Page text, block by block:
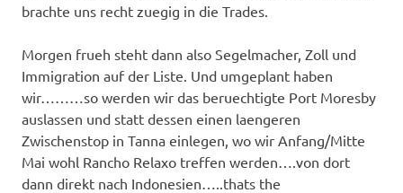
brachte uns recht zuegig in die Trades.
Morgen frueh steht dann also Segelmacher, Zoll und
Immigration auf der Liste. Und umgeplant haben
wir………so werden wir das beruechtigte Port Moresby
auslassen und statt dessen einen laengeren
Zwischenstop in Tanna einlegen, wo wir Anfang/Mitte
Mai wohl Rancho Relaxo treffen werden….von dort
dann direkt nach Indonesien…..thats the